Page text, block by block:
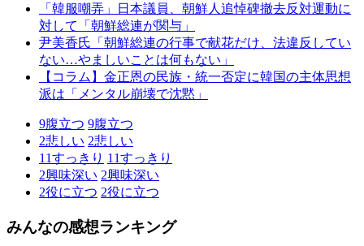
「韓服嘲弄」日本議員、朝鮮人追悼碑撤去反対運動に
対して「朝鮮総連が関与」
尹美香氏「朝鮮総連の行事で献花だけ、法違反してい
ない…やましいことは何もない」
【コラム】金正恩の民族・統一否定に韓国の主体思想
派は「メンタル崩壊で沈黙」
9腹立つ 9腹立つ
2悲しい 2悲しい
11すっきり 11すっきり
2興味深い 2興味深い
2役に立つ 2役に立つ
みんなの感想ランキング